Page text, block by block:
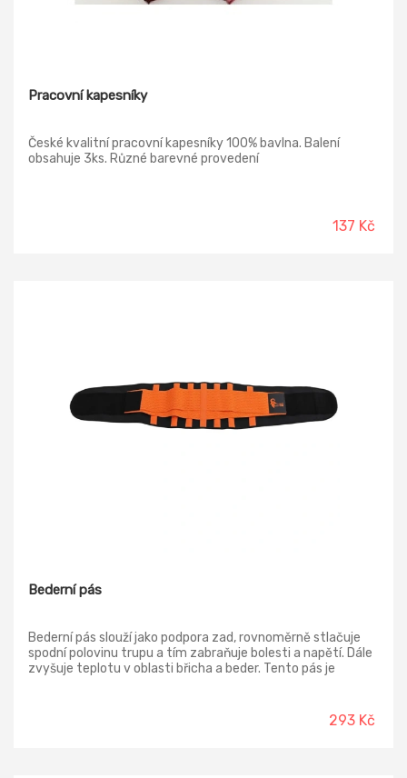
Pracovní kapesníky
České kvalitní pracovní kapesníky 100% bavlna. Balení
obsahuje 3ks. Různé barevné provedení
137 Kč
Bederní pás
Bederní pás slouží jako podpora zad, rovnoměrně stlačuje
spodní polovinu trupu a tím zabraňuje bolesti a napětí. Dále
zvyšuje teplotu v oblasti břicha a beder. Tento pás je
293 Kč